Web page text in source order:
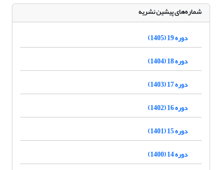
شماره‌های پیشین نشریه
دوره 19 (1405)
دوره 18 (1404)
دوره 17 (1403)
دوره 16 (1402)
دوره 15 (1401)
دوره 14 (1400)